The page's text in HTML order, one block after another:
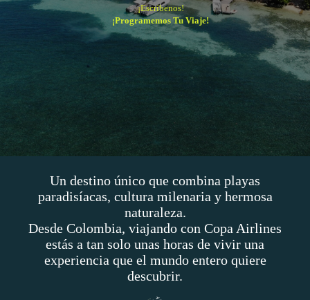
¡Escríbenos!
¡Programemos Tu Viaje!
Un destino único que combina playas
paradisíacas, cultura milenaria y hermosa
naturaleza.
Desde Colombia, viajando con Copa Airlines
estás a tan solo unas horas de vivir una
experiencia que el mundo entero quiere
descubrir.